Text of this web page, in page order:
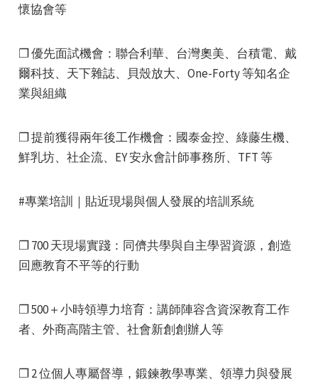
懷協會等
❐ 優先面試機會：聯合利華、台灣奧美、台積電、戴
爾科技、天下雜誌、貝殼放大、One-Forty 等知名企
業與組織
❐ 提前獲得兩年後工作機會：國泰金控、綠藤生機、
鮮乳坊、社企流、EY 安永會計師事務所、TFT 等
#專業培訓｜貼近現場與個人發展的培訓系統
❐ 700 天現場實踐：同儕共學與自主學習資源，創造
回應教育不平等的行動
❐ 500＋小時領導力培育：講師陣容含資深教育工作
者、外商高階主管、社會新創創辦人等
❐ 2 位個人專屬督導，鍛鍊教學專業、領導力與發展